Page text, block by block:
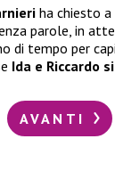
ha chiesto a
parole, in
di tempo per
Ida e Riccardo
AVANTI